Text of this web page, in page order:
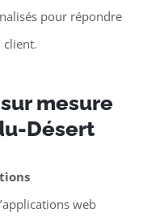
pour répondre
client.
mesure
Désert
web